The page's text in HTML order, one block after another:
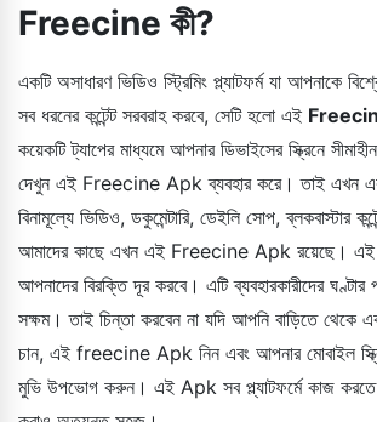
Freecine কী?
একটি অসাধারণ ভিডিও স্ট্রিমিং প্ল্যাটফর্ম যা আপনাকে
সব ধরনের কন্টেন্ট সরবরাহ করবে, সেটি হলো এই
কয়েকটি ট্যাপের মাধ্যমে আপনার ডিভাইসের স্ক্রিনে
দেখুন এই Freecine Apk ব্যবহার করে। তাই এখন
বিনামূল্যে ভিডিও, ডকুমেন্টারি, ডেইলি সোপ, ব্লকবাস্টার
আমাদের কাছে এখন এই Freecine Apk রয়েছে। এই
আপনাদের বিরক্তি দূর করবে। এটি ব্যবহারকারীদের ঘণ্টার
সক্ষম। তাই চিন্তা করবেন না যদি আপনি বাড়িতে থেকে
চান, এই freecine Apk নিন এবং আপনার মোবাইল
মুভি উপভোগ করুন। এই Apk সব প্ল্যাটফর্মে কাজ করতে